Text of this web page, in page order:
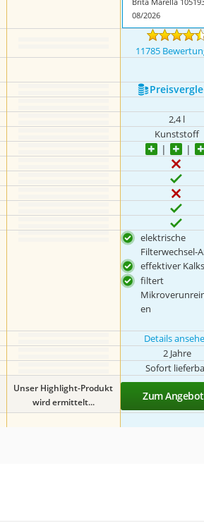
08/2026
11785
2,4 l
Kunststoff
elektrische
Filterwechsel-
effektiver
filtert
en
Details
2 Jahre
Sofort
Unser Highlight-Produkt
wird ermittelt...
Zum